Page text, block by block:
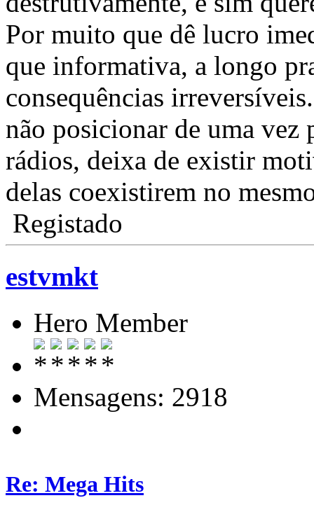
Por muito que dê lucro
que informativa, a longo
consequências
não posicionar de uma vez
rádios, deixa de existir
delas coexistirem no
Registado
estvmkt
Hero Member
Mensagens: 2918
Re: Mega Hits